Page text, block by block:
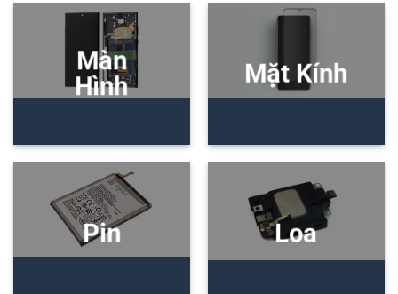
Màn
Hình
Mặt Kính
Pin Loa